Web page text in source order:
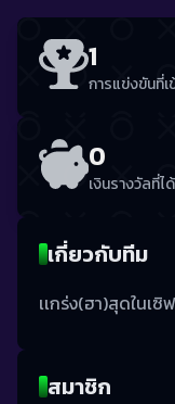
1
การแข่งขันที่เ
0
เงินรางวัลที่ไ
เกี่ยวกับทีม
เเกร่ง(ฮา)สุดในเซิ
สมาชิก